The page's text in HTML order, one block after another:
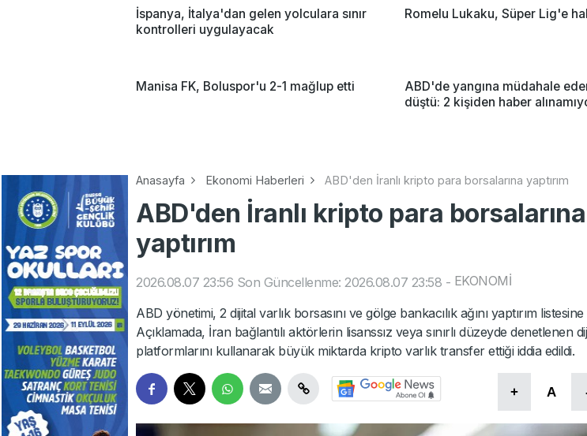
İspanya, İtalya'dan gelen yolculara sınır
kontrolleri uygulayacak
Romelu Lukaku, Süper Lig'e
Manisa FK, Boluspor'u 2-1 mağlup etti
ABD'de yangına müdahale
düştü: 2 kişiden haber
Anasayfa Ekonomi Haberleri ABD'den İranlı kripto para borsalarına yaptırım
ABD'den İranlı kripto para borsalarına
yaptırım
2026.08.07 23:56 Son Güncellenme: 2026.08.07 23:58 - EKONOMİ
ABD yönetimi, 2 dijital varlık borsasını ve gölge bankacılık ağını yaptırım
Açıklamada, İran bağlantılı aktörlerin lisanssız veya sınırlı düzeyde denetlenen
platformlarını kullanarak büyük miktarda kripto varlık transfer ettiği iddia edildi.
+ A